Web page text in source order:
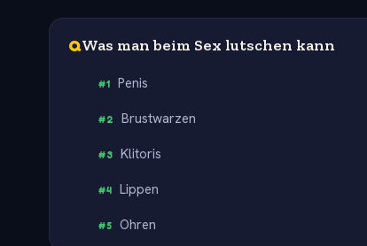
QWas man beim Sex lutschen kann
#1 Penis
#2 Brustwarzen
#3 Klitoris
#4 Lippen
#5 Ohren